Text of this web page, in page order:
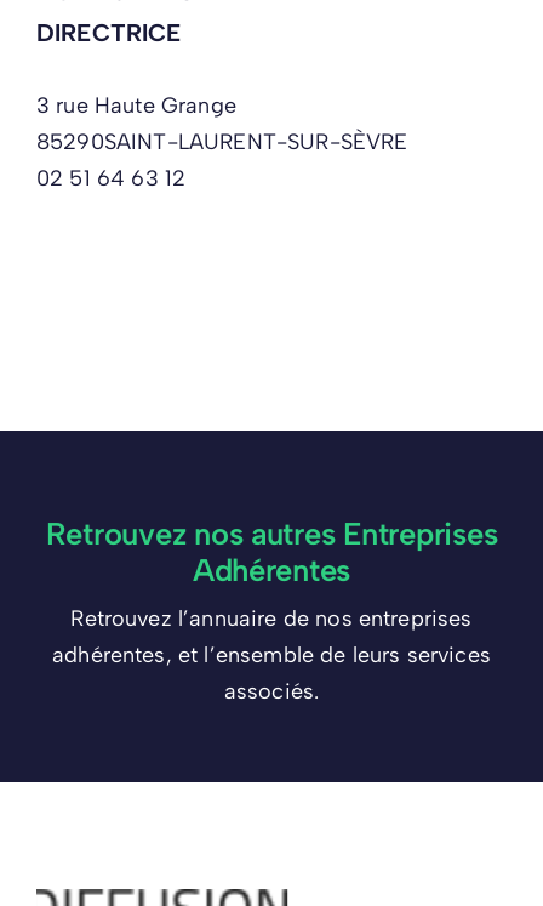
DIRECTRICE
3 rue Haute Grange
85290SAINT-LAURENT-SUR-SÈVRE
02 51 64 63 12
Retrouvez nos autres Entreprises
Adhérentes
Retrouvez l’annuaire de nos entreprises
adhérentes, et l’ensemble de leurs services
associés.